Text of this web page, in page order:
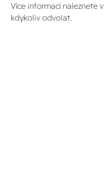
Více informací naleznete v
kdykoliv odvolat.